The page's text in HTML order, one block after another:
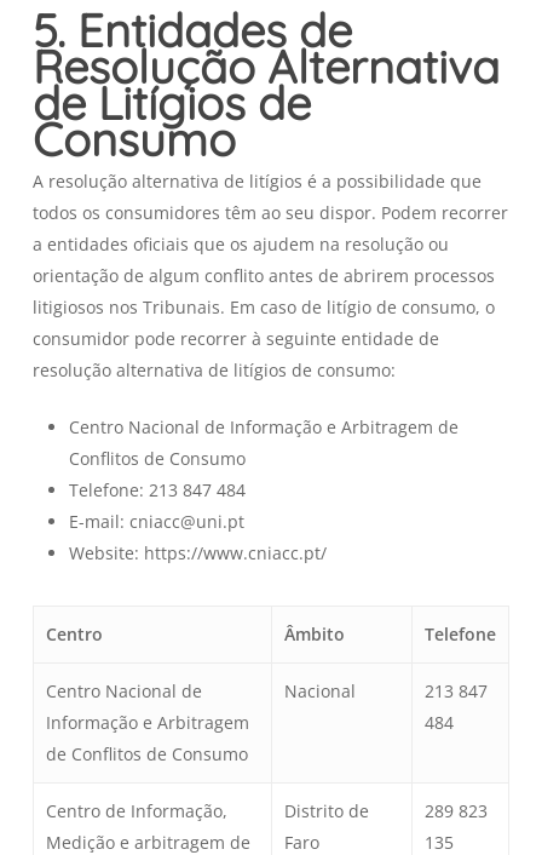
5. Entidades de
Resolução Alternativa
de Litígios de
Consumo
A resolução alternativa de litígios é a possibilidade que
todos os consumidores têm ao seu dispor. Podem recorrer
a entidades oficiais que os ajudem na resolução ou
orientação de algum conflito antes de abrirem processos
litigiosos nos Tribunais. Em caso de litígio de consumo, o
consumidor pode recorrer à seguinte entidade de
resolução alternativa de litígios de consumo:
Centro Nacional de Informação e Arbitragem de
Conflitos de Consumo
Telefone: 213 847 484
E-mail: cniacc@uni.pt
Website: https://www.cniacc.pt/
Centro Âmbito Telefone
Centro Nacional de
Informação e Arbitragem
de Conflitos de Consumo
Nacional
213 847
484
Centro de Informação,
Medição e arbitragem de
Distrito de
Faro
289 823
135